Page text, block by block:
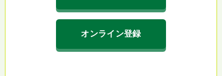
オンライン登録